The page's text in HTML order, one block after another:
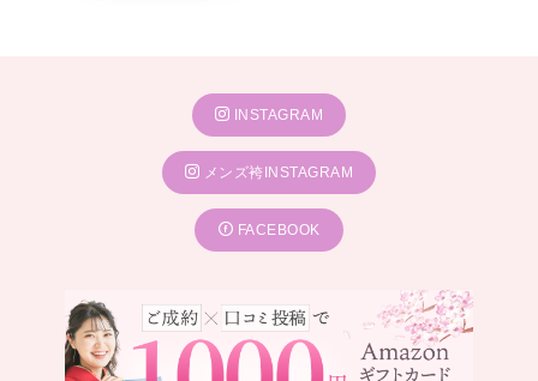
INSTAGRAM
メンズ袴INSTAGRAM
FACEBOOK